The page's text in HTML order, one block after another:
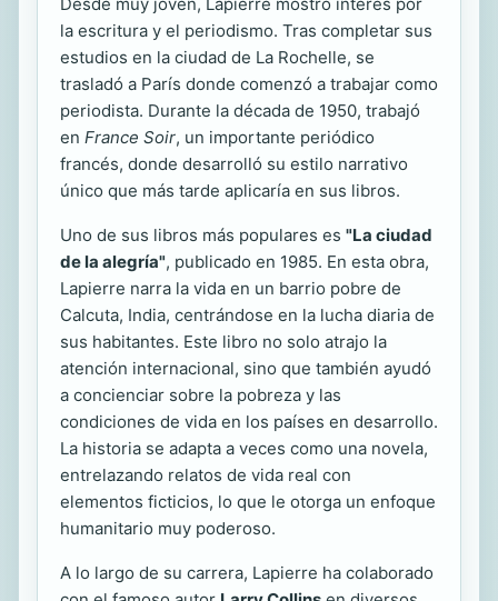
la escritura y el periodismo. Tras completar sus
estudios en la ciudad de La Rochelle, se
trasladó a París donde comenzó a trabajar como
periodista. Durante la década de 1950, trabajó
en France Soir, un importante periódico
francés, donde desarrolló su estilo narrativo
único que más tarde aplicaría en sus libros.
Uno de sus libros más populares es "La ciudad
de la alegría", publicado en 1985. En esta obra,
Lapierre narra la vida en un barrio pobre de
Calcuta, India, centrándose en la lucha diaria de
sus habitantes. Este libro no solo atrajo la
atención internacional, sino que también ayudó
a concienciar sobre la pobreza y las
condiciones de vida en los países en desarrollo.
La historia se adapta a veces como una novela,
entrelazando relatos de vida real con
elementos ficticios, lo que le otorga un enfoque
humanitario muy poderoso.
A lo largo de su carrera, Lapierre ha colaborado